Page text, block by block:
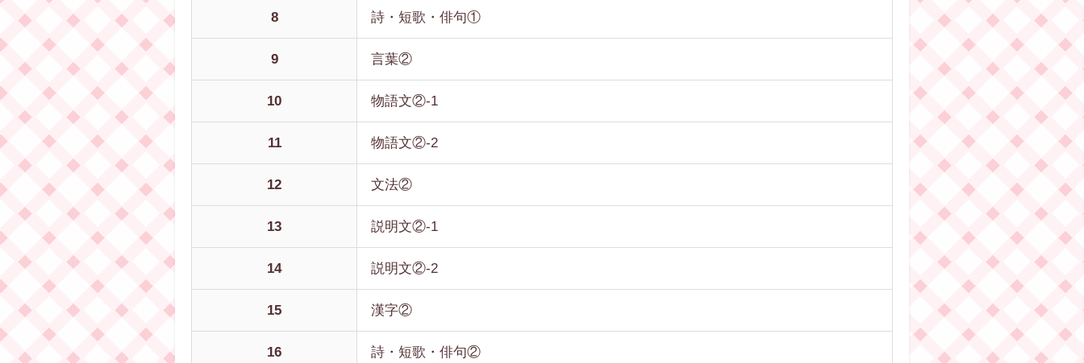
8 詩・短歌・俳句①
9 言葉②
10 物語文②-1
11 物語文②-2
12 文法②
13 説明文②-1
14 説明文②-2
15 漢字②
16 詩・短歌・俳句②